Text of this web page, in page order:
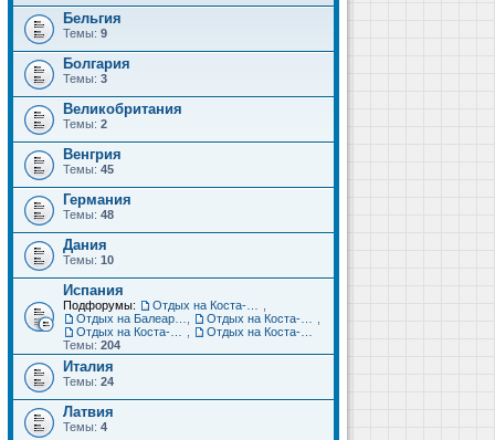
Бельгия
Темы: 9
Болгария
Темы: 3
Великобритания
Темы: 2
Венгрия
Темы: 45
Германия
Темы: 48
Дания
Темы: 10
Испания
Подфорумы:
Темы: 204
Италия
Темы: 24
Латвия
Темы: 4